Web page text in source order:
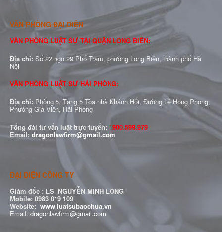
VĂN PHÒNG ĐẠI DIỆN
VĂN PHÒNG LUẬT SƯ TẠI QUẬN LONG BIÊN:
Địa chỉ: Số 22 ngõ 29 Phố Trạm, phường Long Biên, thành phố Hà
Nội
VĂN PHÒNG LUẬT SƯ HẢI PHÒNG:
Địa chỉ: Phòng 5, Tầng 5 Tòa nhà Khánh Hội, Đường Lê Hồng Phong,
Phường Gia Viên, Hải Phòng
Tổng đài tư vấn luật trực tuyến: 1900.599.979
Email: dragonlawfirm@gmail.com
ĐẠI DIỆN CÔNG TY
Giám đốc : LS NGUYỄN MINH LONG
Mobile: 0983 019 109
Website: www.luatsubaochua.vn
Email: dragonlawfirm@gmail.com